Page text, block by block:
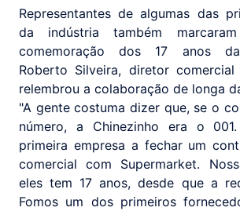
Representantes de algumas das
da indústria também
comemoração dos 17 anos da
Roberto Silveira, diretor comercial
relembrou a colaboração de longa
"A gente costuma dizer que, se o
número, a Chinezinho era o
primeira empresa a fechar um
comercial com Supermarket.
eles tem 17 anos, desde que a
Fomos um dos primeiros